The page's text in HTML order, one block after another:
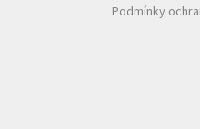
Podmínky